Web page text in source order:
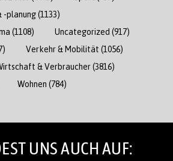
-planung(1133)
(1108) Uncategorized (917)
Verkehr & Mobilität (1056)
& Verbraucher(3816)
Wohnen (784)
UNS AUCH AUF: